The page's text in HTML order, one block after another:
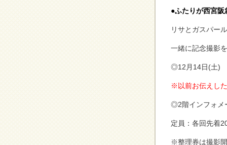
●ふたりが西宮
リサとガスパー
一緒に記念撮影
◎12月14日(土)
※以前お伝えし
◎2階インフォメ
定員：各回先着
※整理券は撮影